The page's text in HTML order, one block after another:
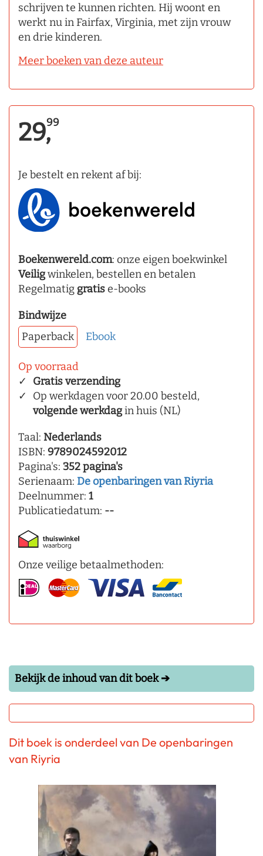
schrijven te kunnen richten. Hij woont en
werkt nu in Fairfax, Virginia, met zijn vrouw
en drie kinderen.
Meer boeken van deze auteur
29,99
Je bestelt en rekent af bij:
Boekenwereld.com: onze eigen boekwinkel
Veiligwinkelen, bestellen en betalen
Regelmatig gratise-books
Bindwijze
Paperback
Ebook
Op voorraad
Gratis verzending
Op werkdagen voor 20.00 besteld,
volgende werkdagin huis (NL)
Taal: Nederlands
ISBN: 9789024592012
Pagina's: 352 pagina's
Serienaam: De openbaringen van Riyria
Deelnummer: 1
Publicatiedatum: --
Onze veilige betaalmethoden:
Bekijk de inhoud van dit boek ➔
Dit boek is onderdeel van De openbaringen
van Riyria